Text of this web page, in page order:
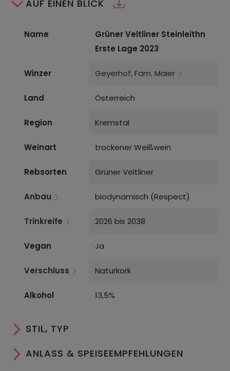
AUF EINEN BLICK
Name
Grüner Veltliner Steinleithn
Erste Lage 2023
Winzer Geyerhof, Fam. Maier
Land Österreich
Region Kremstal
Weinart trockener Weißwein
Rebsorten Grüner Veltliner
Anbau biodynamisch (Respect)
Trinkreife 2026 bis 2038
Vegan Ja
Verschluss Naturkork
Alkohol 13,5%
STIL, TYP
ANLASS & SPEISEEMPFEHLUNGEN